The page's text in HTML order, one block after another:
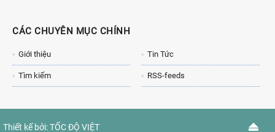
CÁC CHUYÊN MỤC CHÍNH
Giới thiệu Tin Tức
Tìm kiếm RSS-feeds
Thiết kế bởi:TỐC ĐỘ VIỆT